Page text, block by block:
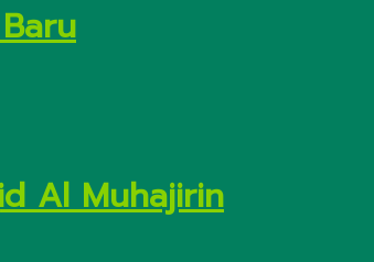
Al Muhajirin